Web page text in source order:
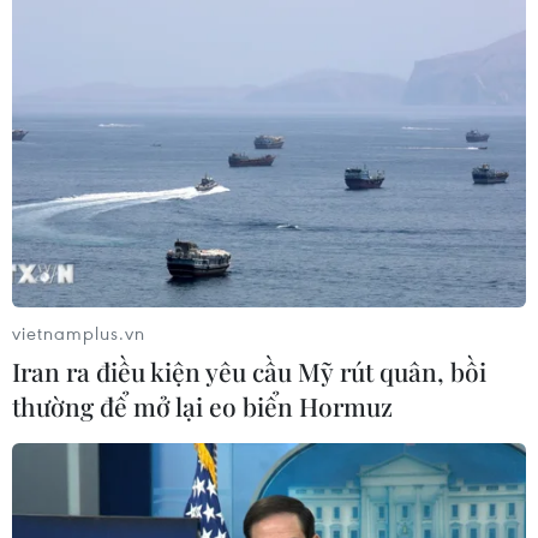
hướng tới trở thành trung tâm AI
toàn cầu năm 2030
08/08/2026 02:11
Việt Nam vượt xa mức trung bình
toàn cầu về ứng dụng AI trong công
07/08/2026 23:38
Naver và NVIDIA tăng tốc xây dựng
“Nhà máy AI,” hướng tới doanh thu
07/08/2026 13:01
vietnamplus.vn
Iran ra điều kiện yêu cầu Mỹ rút quân, bồi
thường để mở lại eo biển Hormuz